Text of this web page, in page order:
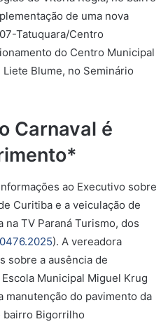
de uma nova
Tatuquara/Centro
do Centro Municipal
Blume, no Seminário
Carnaval é
ao Executivo sobre
Curitiba e a veiculação de
na TV Paraná Turismo, dos
). A vereadora
sobre a ausência de
Municipal Miguel Krug
manutenção do pavimento da
bairro Bigorrilho